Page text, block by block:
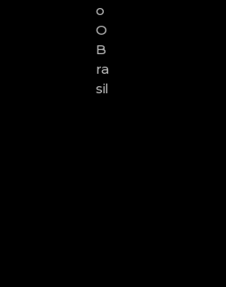
O
O
B
Ra
Sil